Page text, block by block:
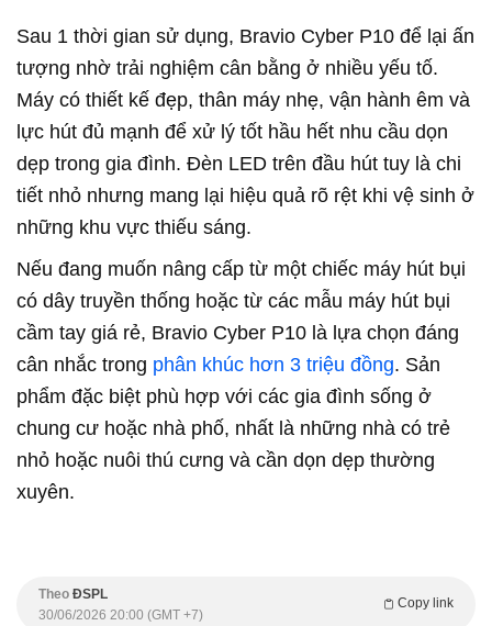
Sau 1 thời gian sử dụng, Bravio Cyber P10 để lại ấn
tượng nhờ trải nghiệm cân bằng ở nhiều yếu tố.
Máy có thiết kế đẹp, thân máy nhẹ, vận hành êm và
lực hút đủ mạnh để xử lý tốt hầu hết nhu cầu dọn
dẹp trong gia đình. Đèn LED trên đầu hút tuy là chi
tiết nhỏ nhưng mang lại hiệu quả rõ rệt khi vệ sinh ở
những khu vực thiếu sáng.
Nếu đang muốn nâng cấp từ một chiếc máy hút bụi
có dây truyền thống hoặc từ các mẫu máy hút bụi
cầm tay giá rẻ, Bravio Cyber P10 là lựa chọn đáng
cân nhắc trong phân khúc hơn 3 triệu đồng. Sản
phẩm đặc biệt phù hợp với các gia đình sống ở
chung cư hoặc nhà phố, nhất là những nhà có trẻ
nhỏ hoặc nuôi thú cưng và cần dọn dẹp thường
xuyên.
Theo ĐSPL
Copy link
30/06/2026 20:00 (GMT +7)